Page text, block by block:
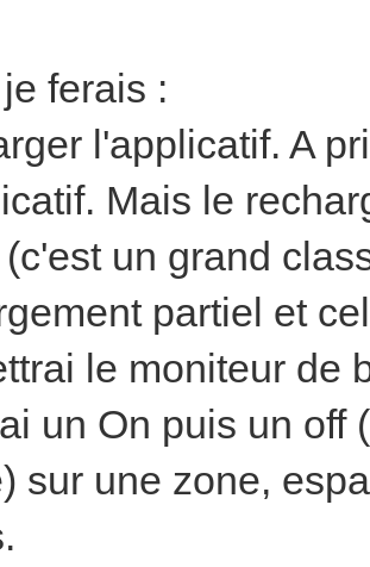
ferais :
l'applicatif. A
Mais le
un grand
partiel et
le moniteur de
un On puis un off
sur une zone,